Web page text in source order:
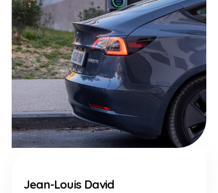
Jean-Louis David